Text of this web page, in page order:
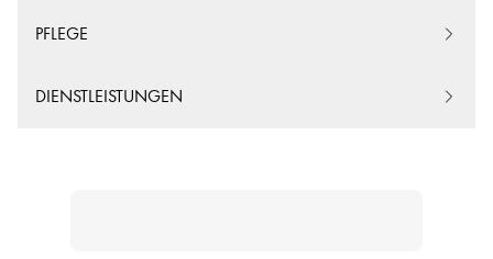
PFLEGE
DIENSTLEISTUNGEN